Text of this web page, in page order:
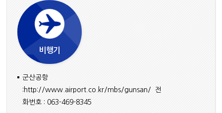
비행기
군산공항
: http://www.airport.co.kr/mbs/gunsan/
전
화번호 : 063-469-8345